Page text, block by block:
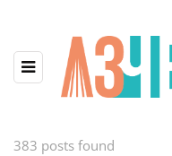
383 posts found